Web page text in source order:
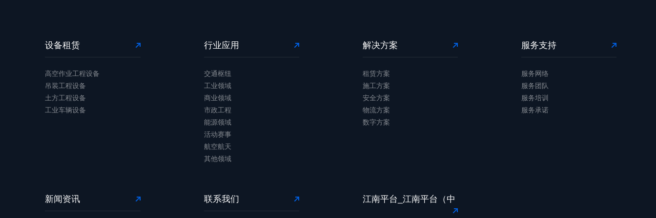
设备租赁
高空作业工程设备
吊装工程设备
土方工程设备
工业车辆设备
行业应用
交通枢纽
工业领域
商业领域
市政工程
能源领域
活动赛事
航空航天
其他领域
解决方案
租赁方案
施工方案
安全方案
物流方案
数字方案
服务支持
服务网络
服务团队
服务培训
服务承诺
新闻资讯 联系我们 江南平台_江南平台（中